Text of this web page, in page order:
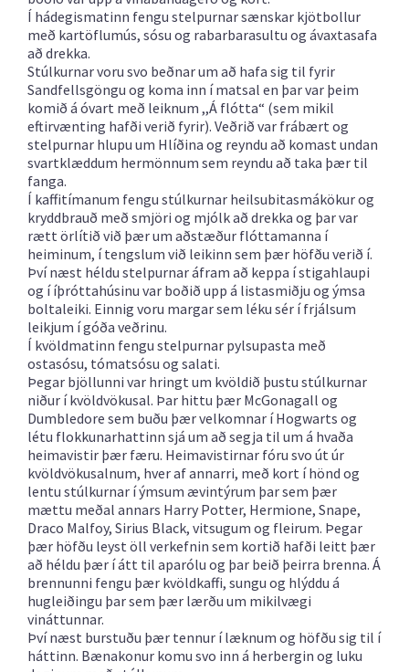
Í hádegismatinn fengu stelpurnar sænskar kjötbollur
með kartöflumús, sósu og rabarbarasultu og ávaxtasafa
að drekka.
Stúlkurnar voru svo beðnar um að hafa sig til fyrir
Sandfellsgöngu og koma inn í matsal en þar var þeim
komið á óvart með leiknum ,,Á flótta“ (sem mikil
eftirvænting hafði verið fyrir). Veðrið var frábært og
stelpurnar hlupu um Hlíðina og reyndu að komast undan
svartklæddum hermönnum sem reyndu að taka þær til
fanga.
Í kaffitímanum fengu stúlkurnar heilsubitasmákökur og
kryddbrauð með smjöri og mjólk að drekka og þar var
rætt örlítið við þær um aðstæður flóttamanna í
heiminum, í tengslum við leikinn sem þær höfðu verið í.
Því næst héldu stelpurnar áfram að keppa í stigahlaupi
og í íþróttahúsinu var boðið upp á listasmiðju og ýmsa
boltaleiki. Einnig voru margar sem léku sér í frjálsum
leikjum í góða veðrinu.
Í kvöldmatinn fengu stelpurnar pylsupasta með
ostasósu, tómatsósu og salati.
Þegar bjöllunni var hringt um kvöldið þustu stúlkurnar
niður í kvöldvökusal. Þar hittu þær McGonagall og
Dumbledore sem buðu þær velkomnar í Hogwarts og
létu flokkunarhattinn sjá um að segja til um á hvaða
heimavistir þær færu. Heimavistirnar fóru svo út úr
kvöldvökusalnum, hver af annarri, með kort í hönd og
lentu stúlkurnar í ýmsum ævintýrum þar sem þær
mættu meðal annars Harry Potter, Hermione, Snape,
Draco Malfoy, Sirius Black, vitsugum og fleirum. Þegar
þær höfðu leyst öll verkefnin sem kortið hafði leitt þær
að héldu þær í átt til aparólu og þar beið þeirra brenna. Á
brennunni fengu þær kvöldkaffi, sungu og hlýddu á
hugleiðingu þar sem þær lærðu um mikilvægi
vináttunnar.
Því næst burstuðu þær tennur í læknum og höfðu sig til í
háttinn. Bænakonur komu svo inn á herbergin og luku